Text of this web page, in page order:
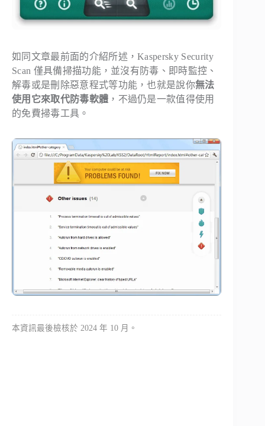
如同文章最前面的介紹所述，Kaspersky Security
Scan 僅具備掃描功能，並沒有防毒、即時監控、
解毒或是刪除惡意程式等功能，也就是說你無法
使用它來取代防毒軟體 ，不過仍是一款值得使用
的免費掃毒工具。
本資訊最後檢核於 2024 年 10 月。